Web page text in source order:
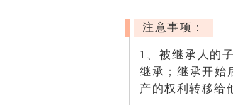
注意事项：
1、被继承人的
继承；继承开始
产的权利转移给